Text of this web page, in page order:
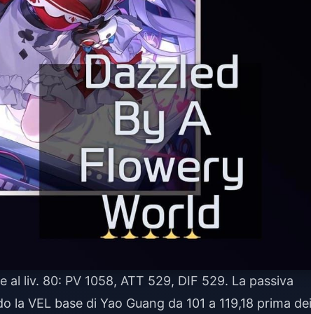
liv. 80: PV 1058, ATT 529, DIF 529. La passiva
la VEL base di Yao Guang da 101 a 119,18 prima dei